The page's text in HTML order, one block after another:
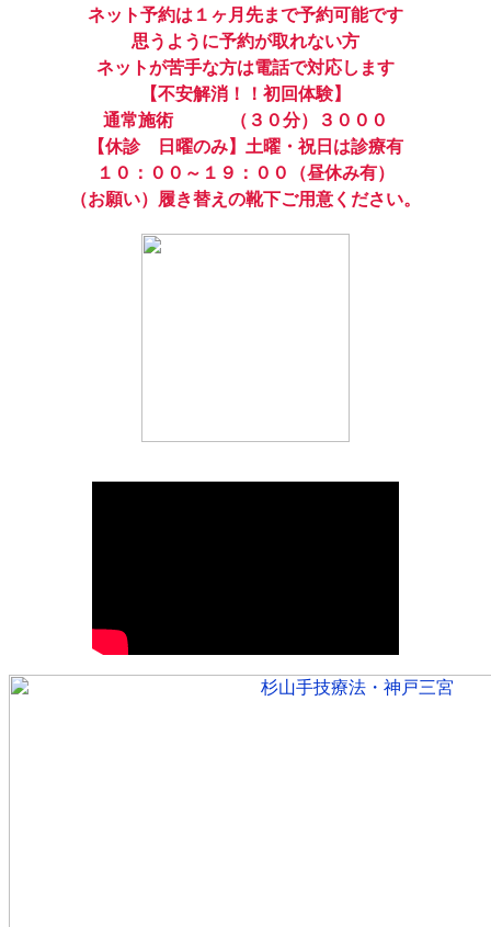
ネット予約は１ヶ月先まで予約可能です
思うように予約が取れない方
ネットが苦手な方は電話で対応します
【不安解消！！初回体験】
通常施術 （３０分）３０００
【休診 日曜のみ】土曜・祝日は診療有
１０：００～１９：００（昼休み有）
（お願い）履き替えの靴下ご用意ください。